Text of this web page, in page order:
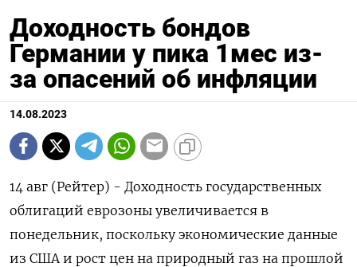
Доходность бондов
Германии у пика 1мес из-
за опасений об инфляции
14.08.2023
14 авг (Рейтер) - Доходность государственных
облигаций еврозоны увеличивается в
понедельник, поскольку экономические данные
из США и рост цен на природный газ на прошлой